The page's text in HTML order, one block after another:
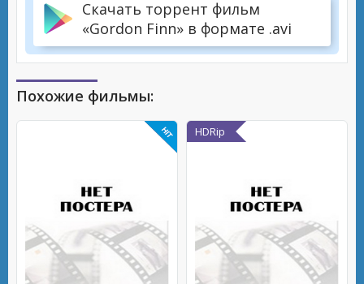
Скачать торрент фильм
«Gordon Finn» в формате .avi
Похожие фильмы:
HDRip